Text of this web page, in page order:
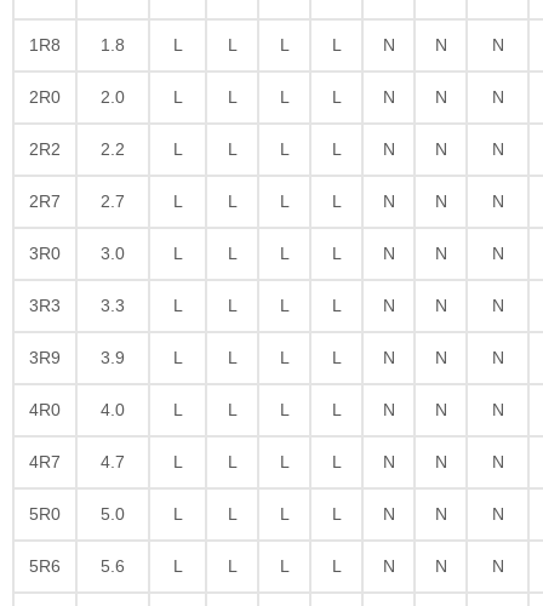
1R8 1.8 L L L L N N N
2R0 2.0 L L L L N N N
2R2 2.2 L L L L N N N
2R7 2.7 L L L L N N N
3R0 3.0 L L L L N N N
3R3 3.3 L L L L N N N
3R9 3.9 L L L L N N N
4R0 4.0 L L L L N N N
4R7 4.7 L L L L N N N
5R0 5.0 L L L L N N N
5R6 5.6 L L L L N N N